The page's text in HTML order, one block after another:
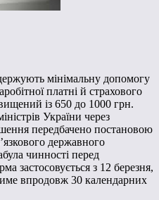
мінімальну допомогу
платні й страхового
із 650 до 1000 грн.
України через
передбачено постановою
державного
чинності перед
застосовується з 12 березня,
впродовж 30 календарних